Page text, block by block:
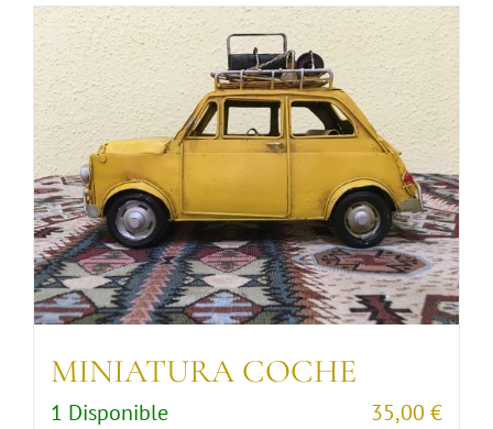
Quiénes somos
MINIATURA COCHE
1 Disponible 35,00 €